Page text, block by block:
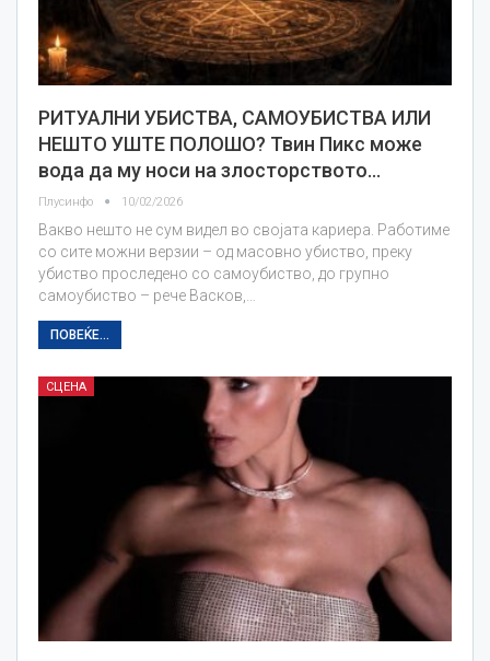
РИТУАЛНИ УБИСТВА, САМОУБИСТВА ИЛИ
НЕШТО УШТЕ ПОЛОШО? Твин Пикс може
вода да му носи на злосторството…
Плусинфо 10/02/2026
Вакво нешто не сум видел во својата кариера. Работиме
со сите можни верзии – од масовно убиство, преку
убиство проследено со самоубиство, до групно
самоубиство – рече Васков,…
ПОВЕЌЕ...
СЦЕНА